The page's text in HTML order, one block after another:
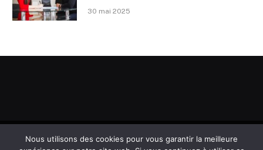
30 mai 2025
Nous utilisons des cookies pour vous garantir la meilleure